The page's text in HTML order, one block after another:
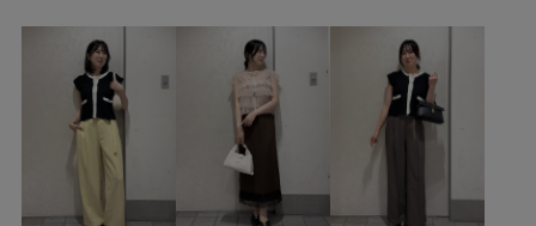
26officecasual blouse_pickup MSpecial_pickup
Ssize_akisuda VIS_2026SS_POLO
VIS_2026SS_POLO2 vis_26ssbag
vis_okazakisae_may vis_pickuppants vis_pickuptops